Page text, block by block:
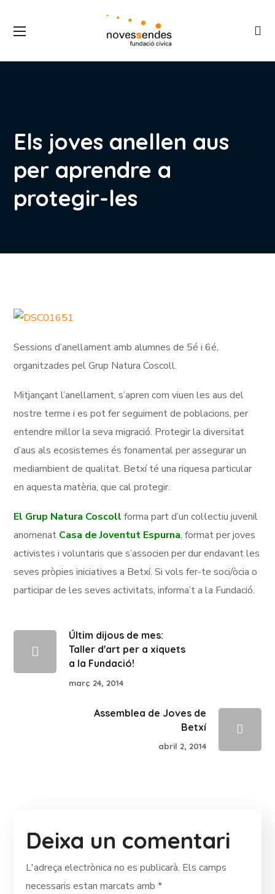
Els joves anellen aus
per aprendre a
protegir-les
Sessions d’anellament amb alumnes de 5é i 6é,
organitzades pel Grup Natura Coscoll.
Mitjançant l’anellament, s’apren com viuen les aus del
nostre terme i es pot fer seguiment de poblacions, per
entendre millor la seva migració. Protegir la diversitat
d’aus als ecosistemes és fonamental per assegurar un
mediambient de qualitat. Betxí té una riquesa particular
en aquesta matèria, que cal protegir.
El Grup Natura Coscoll forma part d’un col·lectiu juvenil
anomenat Casa de Joventut Espurna, format per joves
activistes i voluntaris que s’associen per dur endavant les
seves pròpies iniciatives a Betxí. Si vols fer-te soci/òcia o
participar de les seves activitats, informa’t a la Fundació.
Últim dijous de mes:
Taller d'art per a xiquets
a la Fundació!
març 24, 2014
Assemblea de Joves de
Betxí
abril 2, 2014
Deixa un comentari
L'adreça electrònica no es publicarà. Els camps
necessaris estan marcats amb*